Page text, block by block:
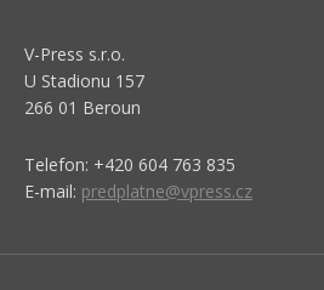
V-Press s.r.o.
U Stadionu 157
266 01 Beroun
Telefon: +420 604 763 835
E-mail: predplatne@vpress.cz